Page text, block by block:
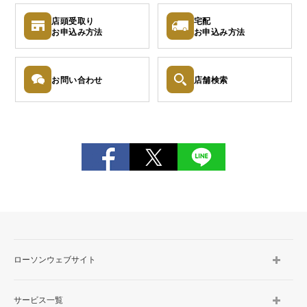
店頭受取り
お申込み方法
宅配
お申込み方法
お問い合わせ 店舗検索
ローソンウェブサイト
サービス一覧